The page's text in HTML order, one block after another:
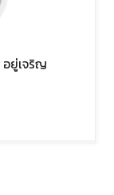
อยู่เจริญ